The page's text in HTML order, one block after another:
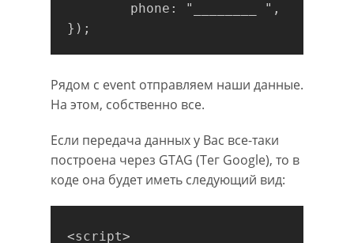
Рядом с event отправляем наши данные.
На этом, собственно все.
Если передача данных у Вас все-таки
построена через GTAG (Тег Google), то в
коде она будет иметь следующий вид:
<script>